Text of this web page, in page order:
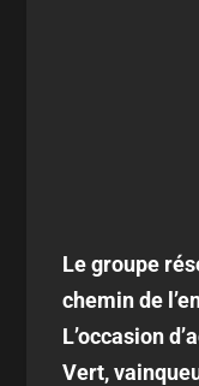
Le groupe
chemin de
L’occasion
Vert,